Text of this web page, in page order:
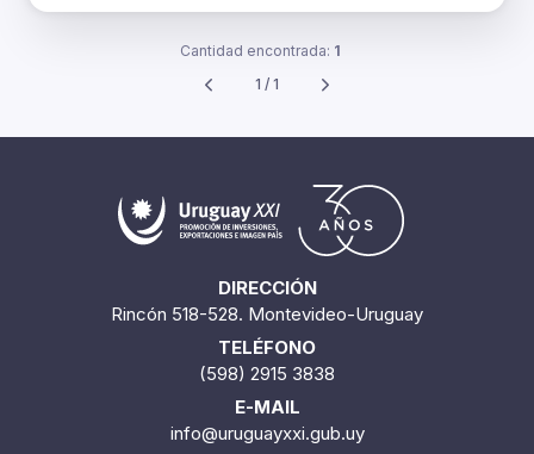
Cantidad encontrada: 1
1 / 1
DIRECCIÓN
Rincón 518-528. Montevideo-Uruguay
TELÉFONO
(598) 2915 3838
E-MAIL
info@uruguayxxi.gub.uy